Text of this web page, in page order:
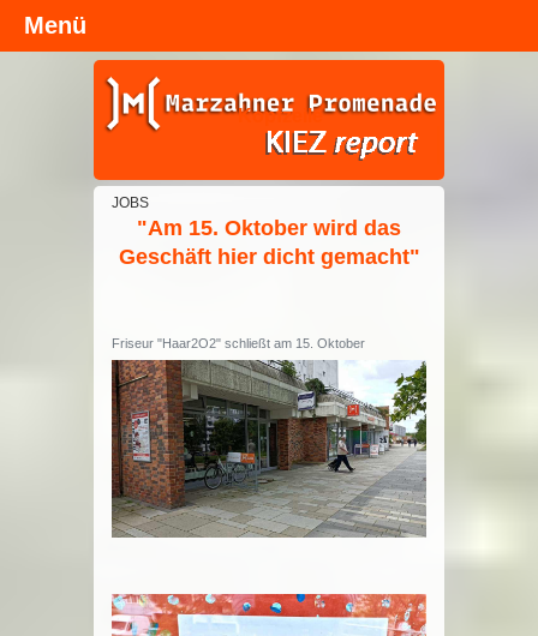
Kopfzeile
JOBS
"Am 15. Oktober wird das
Geschäft hier dicht gemacht"
Friseur "Haar2O2" schließt am 15. Oktober
Menü